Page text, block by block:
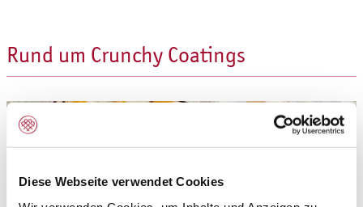
Diese Webseite verwendet Cookies
Rund um Crunchy Coatings